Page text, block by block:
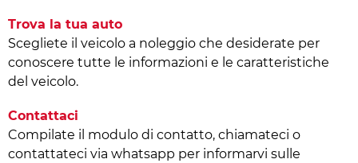
Trova la tua auto
Scegliete il veicolo a noleggio che desiderate per
conoscere tutte le informazioni e le caratteristiche
del veicolo.
Contattaci
Compilate il modulo di contatto, chiamateci o
contattateci via whatsapp per informarvi sulle